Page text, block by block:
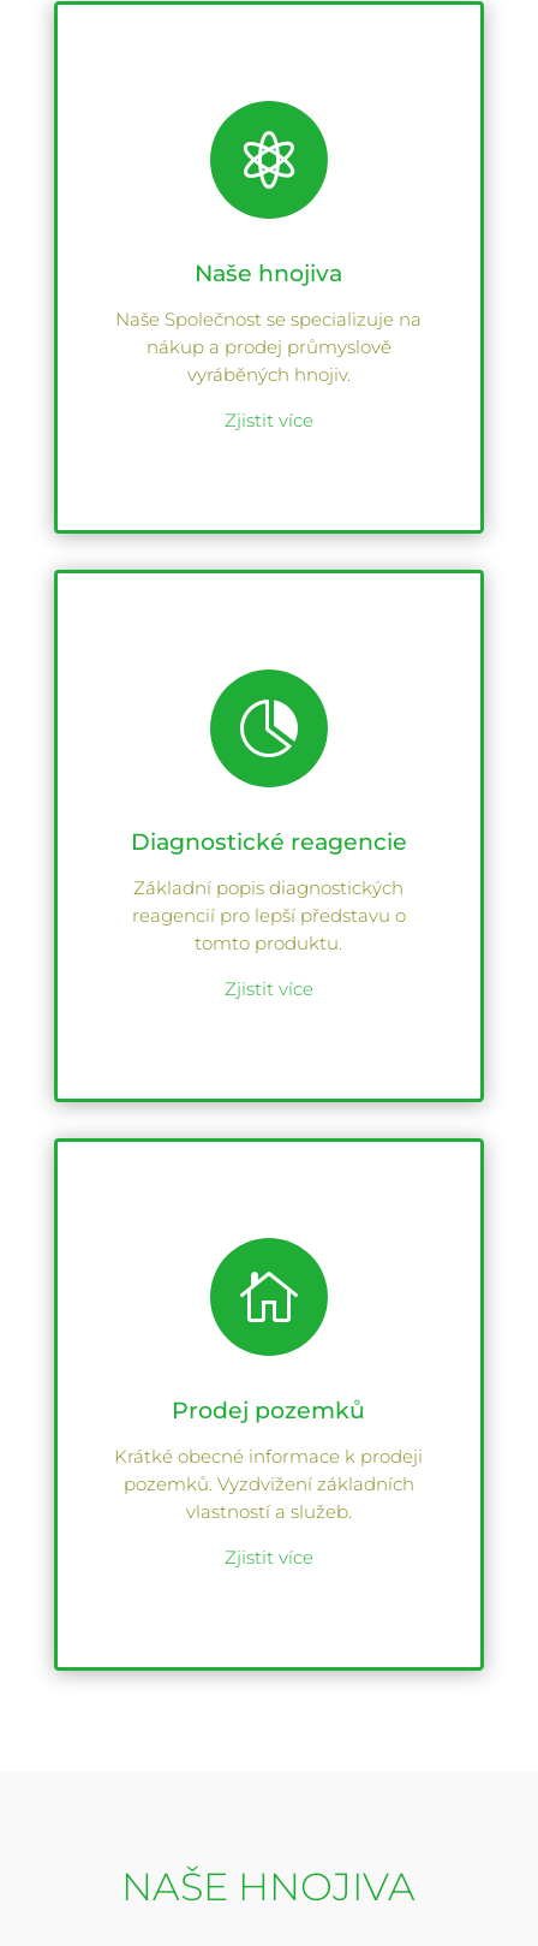

Naše hnojiva
Naše Společnost se specializuje na
nákup a prodej průmyslově
vyráběných hnojiv.
Zjistit více

Diagnostické reagencie
Základní popis diagnostických
reagencií pro lepší představu o
tomto produktu.
Zjistit více

Prodej pozemků
Krátké obecné informace k prodeji
pozemků. Vyzdvižení základních
vlastností a služeb.
Zjistit více
NAŠE HNOJIVA